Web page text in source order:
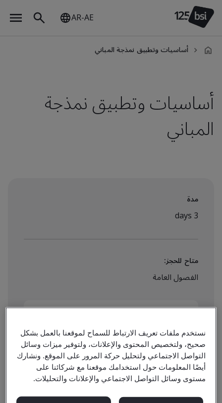
AR-AE
ar-
أساسيات وتطبيق نمذجة المباني
أساسيات وتطبيق نمذجة
المباني
مدة
3 days
متاح للحجز:
الفصول العامة
£2860
اطلع على التفاصيل وقم بالحجز الآن
نستخدم ملفات تعريف الارتباط للسماح لموقعنا بالعمل بشكل
صحيح، ولتخصيص المحتوى والإعلانات، ولتوفير ميزات وسائل
التواصل الاجتماعي ولتحليل حركة المرور على الموقع. ونشارك
أيضًا المعلومات حول استخدامك موقعنا مع شركائنا على
مستوى وسائل التواصل الاجتماعي والإعلانات والتحليلات.